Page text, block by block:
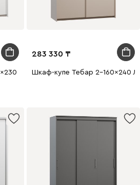
Белый без зеркал
283 330
Шкаф-купе Тебар 2-160x240